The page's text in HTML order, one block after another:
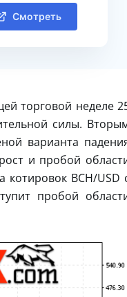
Смотреть
торговой неделе
силы.
варианта
и пробой
BCH/USD
пробой